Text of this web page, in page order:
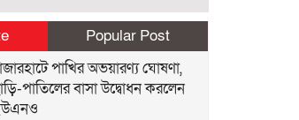
Popular Post
পাখির অভয়ারণ্য ঘোষণা,
পাতিলের বাসা উদ্বোধন করলেন